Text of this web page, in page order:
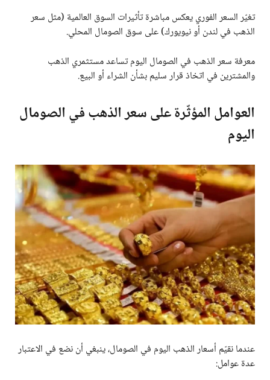
تغيّر السعر الفوري يعكس مباشرة تأثيرات السوق العالمية (مثل سعر
الذهب في لندن أو نيويورك) على سوق الصومال المحلي.
معرفة سعر الذهب في الصومال اليوم تساعد مستثمري الذهب
والمشترين في اتخاذ قرار سليم بشأن الشراء أو البيع.
العوامل المؤثّرة على سعر الذهب في الصومال
اليوم
عندما نقيّم أسعار الذهب اليوم في الصومال، ينبغي أن نضع في الاعتبار
عدة عوامل: